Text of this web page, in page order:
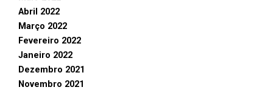
Abril 2022
Março 2022
Fevereiro 2022
Janeiro 2022
Dezembro 2021
Novembro 2021